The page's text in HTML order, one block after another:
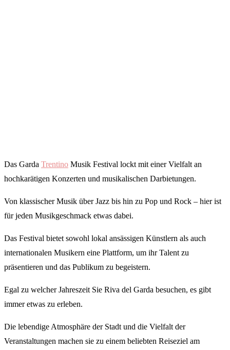
Das Garda Trentino Musik Festival lockt mit einer Vielfalt an
hochkarätigen Konzerten und musikalischen Darbietungen.
Von klassischer Musik über Jazz bis hin zu Pop und Rock – hier ist
für jeden Musikgeschmack etwas dabei.
Das Festival bietet sowohl lokal ansässigen Künstlern als auch
internationalen Musikern eine Plattform, um ihr Talent zu
präsentieren und das Publikum zu begeistern.
Egal zu welcher Jahreszeit Sie Riva del Garda besuchen, es gibt
immer etwas zu erleben.
Die lebendige Atmosphäre der Stadt und die Vielfalt der
Veranstaltungen machen sie zu einem beliebten Reiseziel am